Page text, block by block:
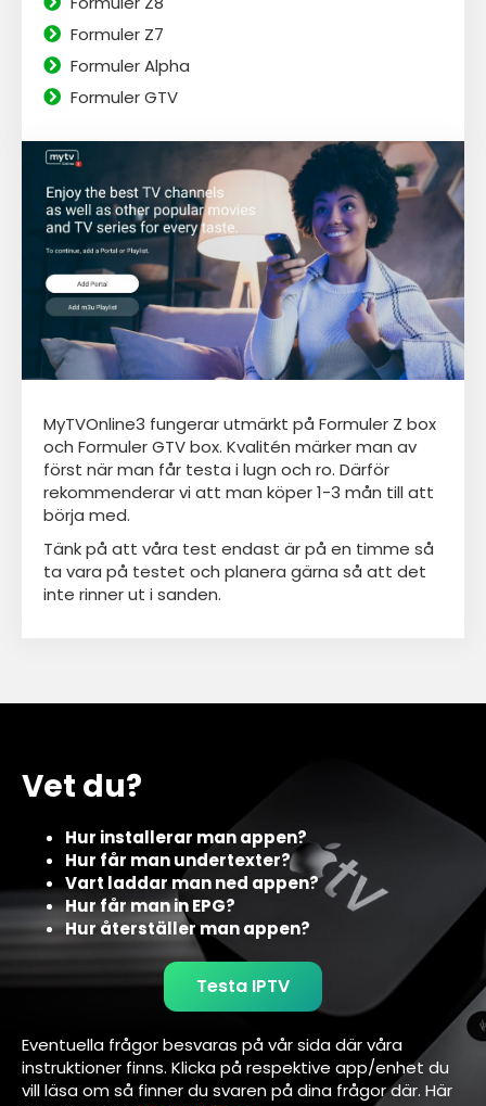
Formuler Z7
Formuler Alpha
Formuler GTV
MyTVOnline3 fungerar utmärkt på Formuler Z box
och Formuler GTV box. Kvalitén märker man av
först när man får testa i lugn och ro. Därför
rekommenderar vi att man köper 1-3 mån till att
börja med.
Tänk på att våra test endast är på en timme så
ta vara på testet och planera gärna så att det
inte rinner ut i sanden.
Vet du?
Hur installerar man appen?
Hur får man undertexter?
Vart laddar man ned appen?
Hur får man in EPG?
Hur återställer man appen?
Testa IPTV
Eventuella frågor besvaras på vår sida där våra
instruktioner finns. Klicka på respektive app/enhet du
vill läsa om så finner du svaren på dina frågor där. Här